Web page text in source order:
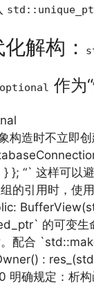
解构：
作为
构造时不立即
} }; “` 这样可以
的引用时，使
的可变生
配合
:
明确规定：析